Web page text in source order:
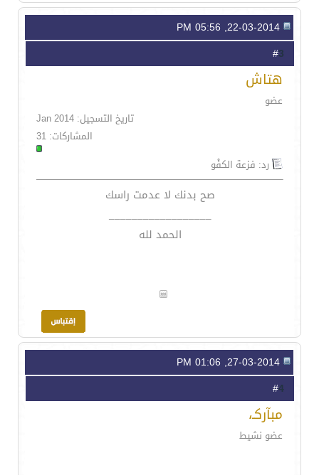
3
هتاش
عضو
تاريخ التسجيل: Jan 2014
المشاركات: 31
رد: فزعة الكفْو
صح بدنك لا عدمت راسك
__________________
الحمد لله
4
مبآركـ،
عضو نشيط